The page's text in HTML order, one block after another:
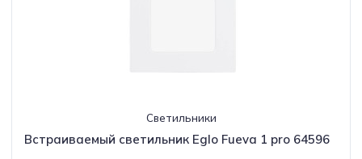
Светильники
Встраиваемый светильник Eglo Fueva 1 pro 64596